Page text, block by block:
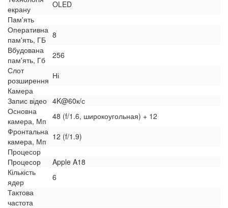
екрану
OLED
Пам'ять
Оперативна
пам'ять, ГБ
8
Вбудована
пам'ять, Гб
256
Слот
розширення Ні
Камера
Запис відео 4K@60к/с
Основна
камера, Мп
48 (f/1.6, широкоугольная) + 12
Фронтальна
камера, Мп
12 (f/1.9)
Процесор
Процесор
Apple A18
Кількість
ядер
6
Тактова
частота